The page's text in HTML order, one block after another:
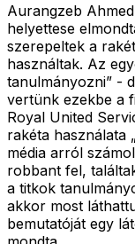
Aurangzeb
helyettese
szerepeltek a
használtak. Az
tanulmányozni” -
vertünk ezekbe a
Royal United
rakéta használata
média arról
robbant fel,
a titkok
akkor most
bemutatóját egy